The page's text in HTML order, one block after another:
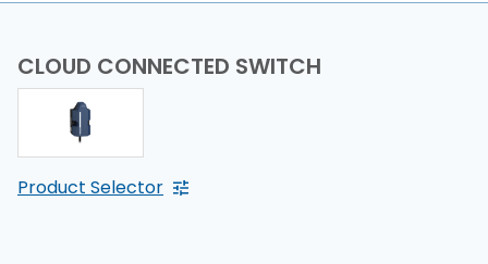
CLOUD CONNECTED SWITCH
Product Selector